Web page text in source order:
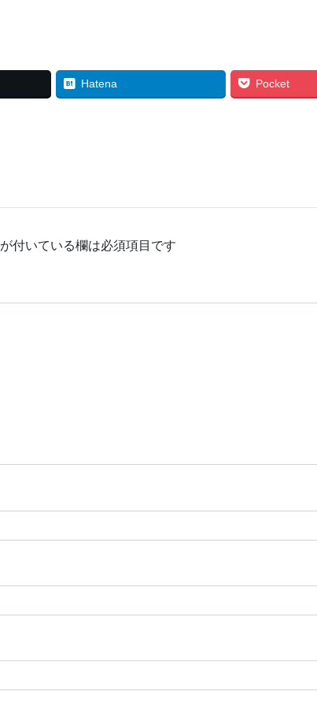
Hatena Pocket
が付いている欄は必須項目です